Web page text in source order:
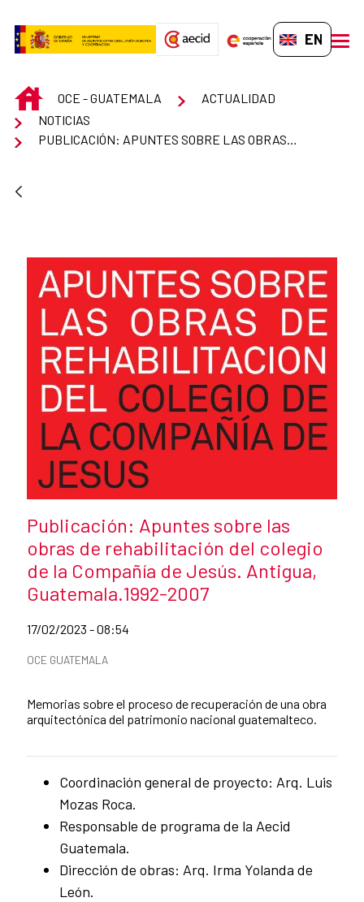
EN-GB
INICIOOCE - GUATEMALA
ACTUALIDAD
NOTICIAS
News title
Publicación: Apuntes sobre las
obras de rehabilitación del colegio
de la Compañía de Jesús. Antigua,
Guatemala.1992-2007
Date of publication of the news item
17/02/2023 - 08:54
News categories
OCE GUATEMALA
Memorias sobre el proceso de recuperación de una obra
arquitectónica del patrimonio nacional guatemalteco.
News content
Coordinación general de proyecto: Arq. Luis
Mozas Roca.
Responsable de programa de la Aecid
Guatemala.
Dirección de obras: Arq. Irma Yolanda de
León.